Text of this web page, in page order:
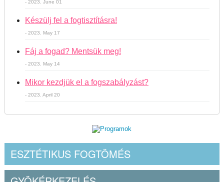
- 2023. June 01
Készülj fel a fogtisztításra!
- 2023. May 17
Fáj a fogad? Mentsük meg!
- 2023. May 14
Mikor kezdjük el a fogszabályzást?
- 2023. April 20
ESZTÉTIKUS FOGTÖMÉS